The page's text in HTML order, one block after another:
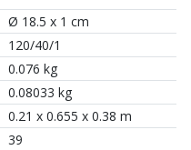
Ø 18.5 x 1 cm
120/40/1
0.076 kg
0.08033 kg
0.21 x 0.655 x 0.38 m
39